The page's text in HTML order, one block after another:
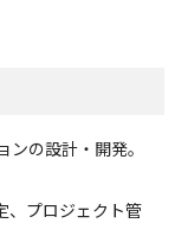
の設計・開発。
、プロジェクト管